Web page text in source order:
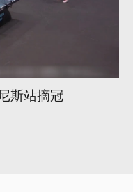
斯站摘冠